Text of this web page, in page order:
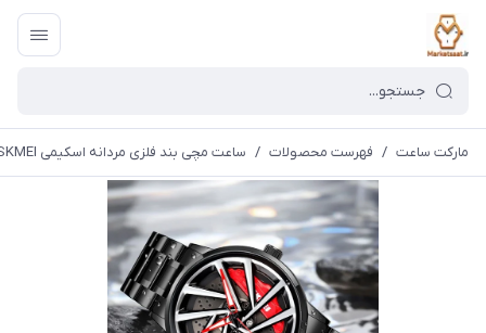
مارکت ساعت / فهرست محصولات / ساعت مچی بند فلزی مردانه اسکیمی SKMEI